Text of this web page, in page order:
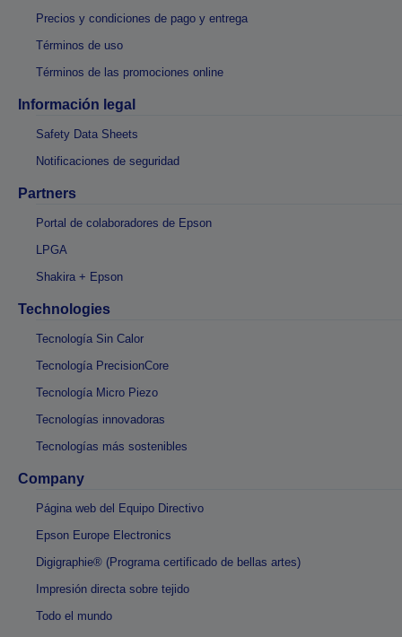
Precios y condiciones de pago y entrega
Términos de uso
Términos de las promociones online
Información legal
Safety Data Sheets
Notificaciones de seguridad
Partners
Portal de colaboradores de Epson
LPGA
Shakira + Epson
Technologies
Tecnología Sin Calor
Tecnología PrecisionCore
Tecnología Micro Piezo
Tecnologías innovadoras
Tecnologías más sostenibles
Company
Página web del Equipo Directivo
Epson Europe Electronics
Digigraphie® (Programa certificado de bellas artes)
Impresión directa sobre tejido
Todo el mundo